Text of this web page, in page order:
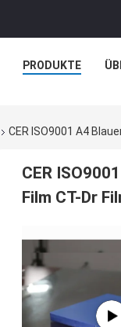
PRODUKTE
CER ISO9001 A4
CER
Film CT-Dr